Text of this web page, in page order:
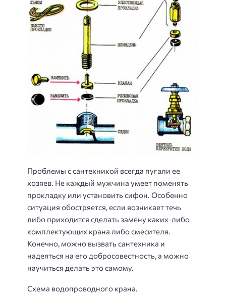
Проблемы с сантехникой всегда пугали ее
хозяев. Не каждый мужчина умеет поменять
прокладку или установить сифон. Особенно
ситуация обостряется, если возникает течь
либо приходится сделать замену каких-либо
комплектующих крана либо смесителя.
Конечно, можно вызвать сантехника и
надеяться на его добросовестность, а можно
научиться делать это самому.
Схема водопроводного крана.